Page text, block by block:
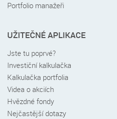
Portfolio manažeři
UŽITEČNÉ APLIKACE
Jste tu poprvé?
Investiční kalkulačka
Kalkulačka portfolia
Videa o akciích
Hvězdné fondy
Nejčastější dotazy